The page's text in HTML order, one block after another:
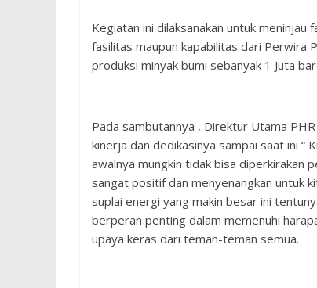
Kegiatan ini dilaksanakan untuk meninjau
fasilitas maupun kapabilitas dari Perwira
produksi minyak bumi sebanyak 1 Juta
Pada sambutannya , Direktur Utama
kinerja dan dedikasinya sampai saat ini “
awalnya mungkin tidak bisa diperkirakan
sangat positif dan menyenangkan untuk
suplai energi yang makin besar ini
berperan penting dalam memenuhi
upaya keras dari teman-teman semua.